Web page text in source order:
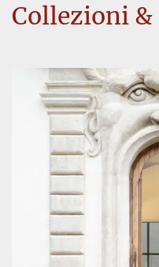
Collezioni